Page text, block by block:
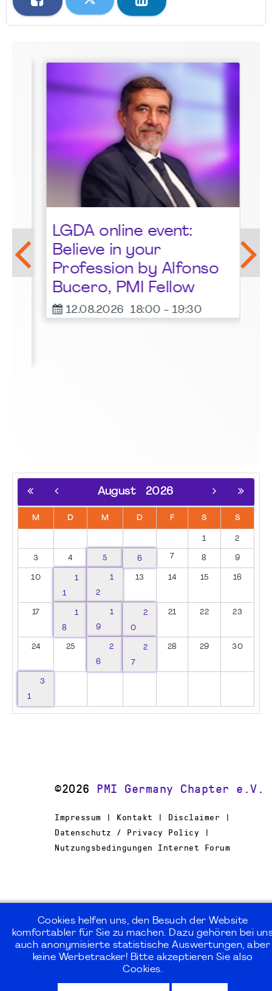
LGDA online event:
Believe in your
Profession by Alfonso
Bucero, PMI Fellow
12.08.2026 18:00- 19:30
August 2026
M D M D F S S
1 2
3 4 5 6 7 8 9
10
1
1
1
2
13 14 15 16
17
1
8
1
9
2
0
21 22 23
24 25
2
6
2
7
28 29 30
3
1
©2026 PMI Germany Chapter e.V.
Impressum | Kontakt | Disclaimer |
Datenschutz / Privacy Policy |
Nutzungsbedingungen Internet Forum
Cookies helfen uns, den Besuch der Website
komfortabler für Sie zu machen. Dazu gehören bei
auch anonymisierte statistische Auswertungen, aber
keine Werbetracker! Bitte akzeptieren Sie also
Cookies.